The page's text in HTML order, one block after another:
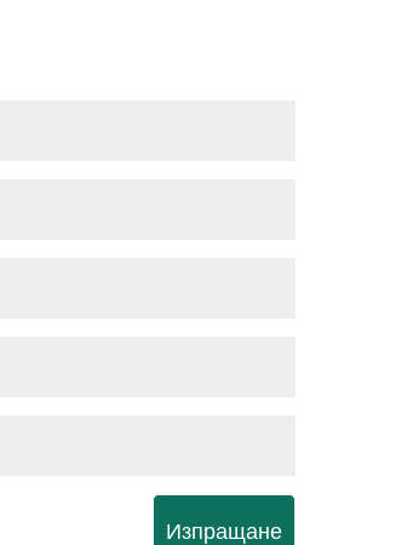
Изпращане